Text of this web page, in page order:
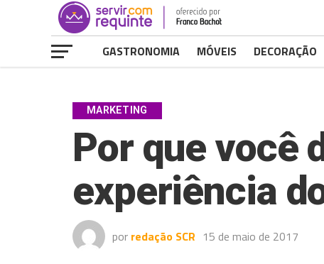
GASTRONOMIA MÓVEIS DECORAÇÃO
MARKETING
Por que você
experiência
por redação SCR 15 de maio de 2017